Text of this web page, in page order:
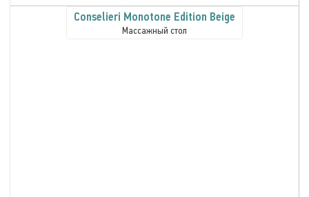
Conselieri Monotone Edition Beige
Массажный стол